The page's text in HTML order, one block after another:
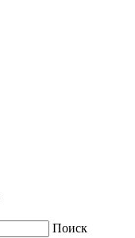
Поиск